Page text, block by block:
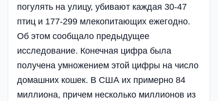
погулять на улицу, убивают каждая 30-47
птиц и 177-299 млекопитающих ежегодно.
Об этом сообщало предыдущее
исследование. Конечная цифра была
получена умножением этой цифры на число
домашних кошек. В США их примерно 84
миллиона, причем несколько миллионов из